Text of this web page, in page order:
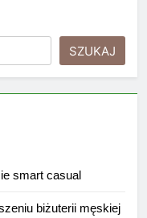
SZUKAJ
smart casual
biżuterii męskiej